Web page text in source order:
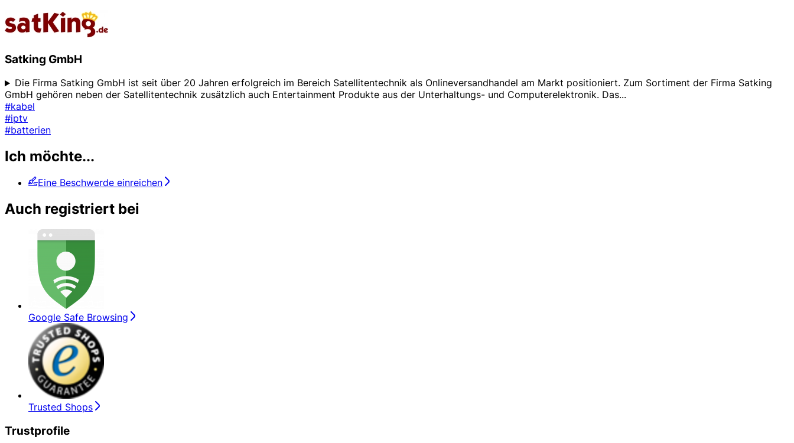
Satking GmbH
Die Firma Satking GmbH ist seit über 20 Jahren erfolgreich im Bereich Satellitentechnik als Onlineversandhandel am Markt positioniert. Zum Sortiment der Firma Satking
GmbH gehören neben der Satellitentechnik zusätzlich auch Entertainment Produkte aus der Unterhaltungs- und Computerelektronik. Das...
#kabel
#iptv
#batterien
Ich möchte...
Eine Beschwerde einreichen
Auch registriert bei
Google Safe Browsing
Trusted Shops
Trustprofile